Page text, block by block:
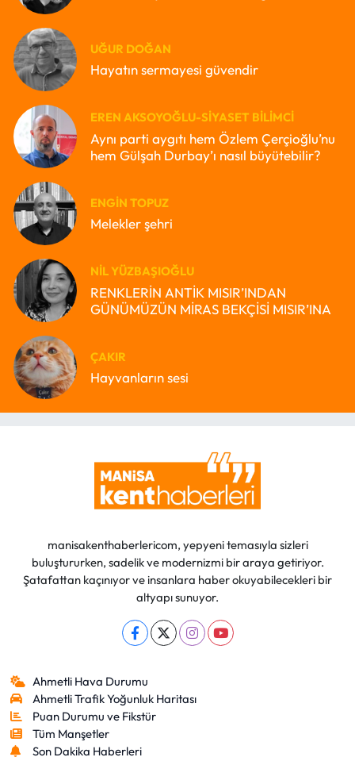
UĞUR DOĞAN
Hayatın sermayesi güvendir
EREN AKSOYOĞLU-SIYASET BILIMCI
Aynı parti aygıtı hem Özlem Çerçioğlu’nu
hem Gülşah Durbay’ı nasıl büyütebilir?
ENGIN TOPUZ
Melekler şehri
NIL YÜZBAŞIOĞLU
RENKLERİN ANTİK MISIR’INDAN
GÜNÜMÜZÜN MİRAS BEKÇİSİ MISIR’INA
ÇAKIR
Hayvanların sesi
manisakenthaberlericom, yepyeni temasıyla sizleri
buluştururken, sadelik ve modernizmi bir araya getiriyor.
Şatafattan kaçınıyor ve insanlara haber okuyabilecekleri bir
altyapı sunuyor.
Ahmetli Hava Durumu
Ahmetli Trafik Yoğunluk Haritası
Puan Durumu ve Fikstür
Tüm Manşetler
Son Dakika Haberleri